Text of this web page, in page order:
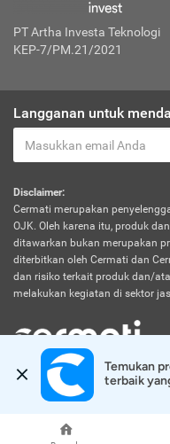
PT Artha Investa Teknologi
KEP-7/PM.21/2021
Langganan untuk
Disclaimer:
Cermati merupakan
OJK. Oleh karena itu, produk
ditawarkan bukan merupakan
diterbitkan oleh Cermati dan
dan risiko terkait produk dan/
melakukan kegiatan di sektor
© 2026 Cermati. All Rights
Temukan
terbaik